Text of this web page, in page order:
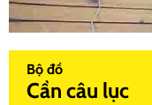
Bộ đồ
Cần câu lục